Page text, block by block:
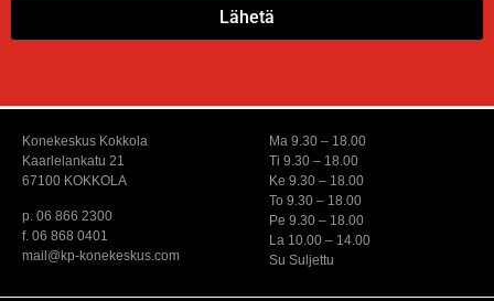
Lähetä
Konekeskus Kokkola
Kaarlelankatu 21
67100 KOKKOLA
p. 06 866 2300
f. 06 868 0401
mail@kp-konekeskus.com
Ma 9.30 – 18.00
Ti 9.30 – 18.00
Ke 9.30 – 18.00
To 9.30 – 18.00
Pe 9.30 – 18.00
La 10.00 – 14.00
Su Suljettu